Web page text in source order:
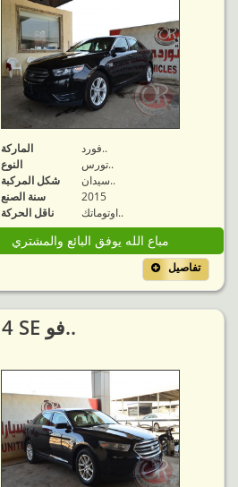
الماركة
فورد..
النوع
تورس..
شكل المركبة
سيدان..
سنة الصنع
2015
ناقل الحركة
اوتوماتك..
مباع الله يوفق البائع والمشتري
تفاصيل
2014 SE فو..